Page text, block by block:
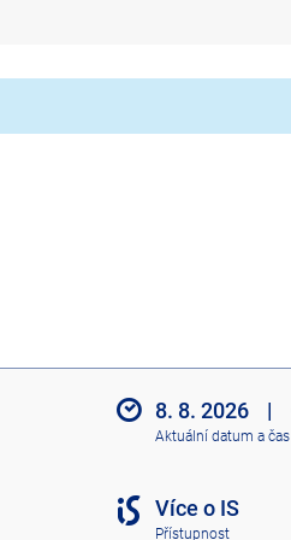
8. 8. 2026 |
Aktuální datum a čas
Více o IS
Přístupnost